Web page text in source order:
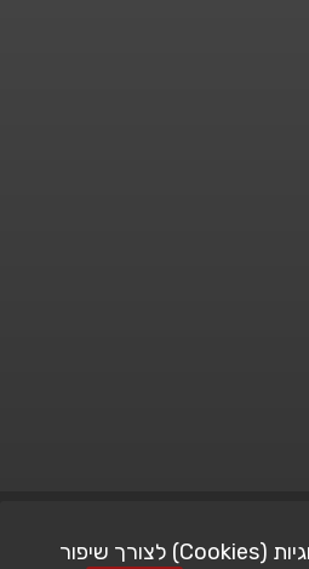
אתר זה משתמש בעוגיות (Cookies) לצורך שיפור